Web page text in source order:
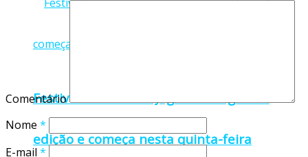
Festival Sabores de Jaguaré chega à 3ª
edição e começa nesta quinta-feira
Comentário
Nome *
E-mail *